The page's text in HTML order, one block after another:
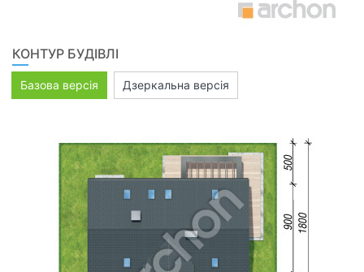
КОНТУР БУДІВЛІ
Базова версія Дзеркальна версія